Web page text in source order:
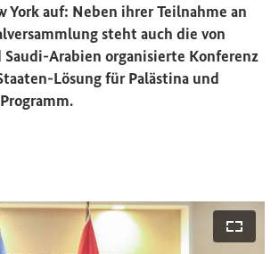
York auf: Neben ihrer Teilnahme an
steht auch die von
Saudi-Arabien organisierte Konferenz
Lösung für Palästina und